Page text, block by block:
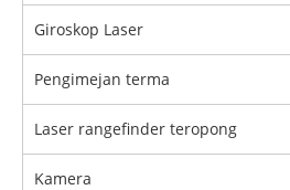
Giroskop Laser
Pengimejan terma
Laser rangefinder teropong
Kamera